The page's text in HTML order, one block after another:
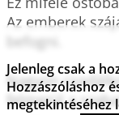
Az emberek
befogni.
Nagyon
felmerül a
Jelenleg csak a
Hozzászóláshoz
megtekintéséhez